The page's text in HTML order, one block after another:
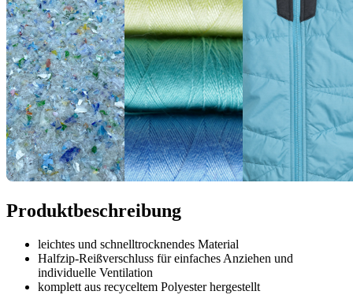
Produktbeschreibung
leichtes und schnelltrocknendes Material
Halfzip-Reißverschluss für einfaches Anziehen und
individuelle Ventilation
komplett aus recyceltem Polyester hergestellt